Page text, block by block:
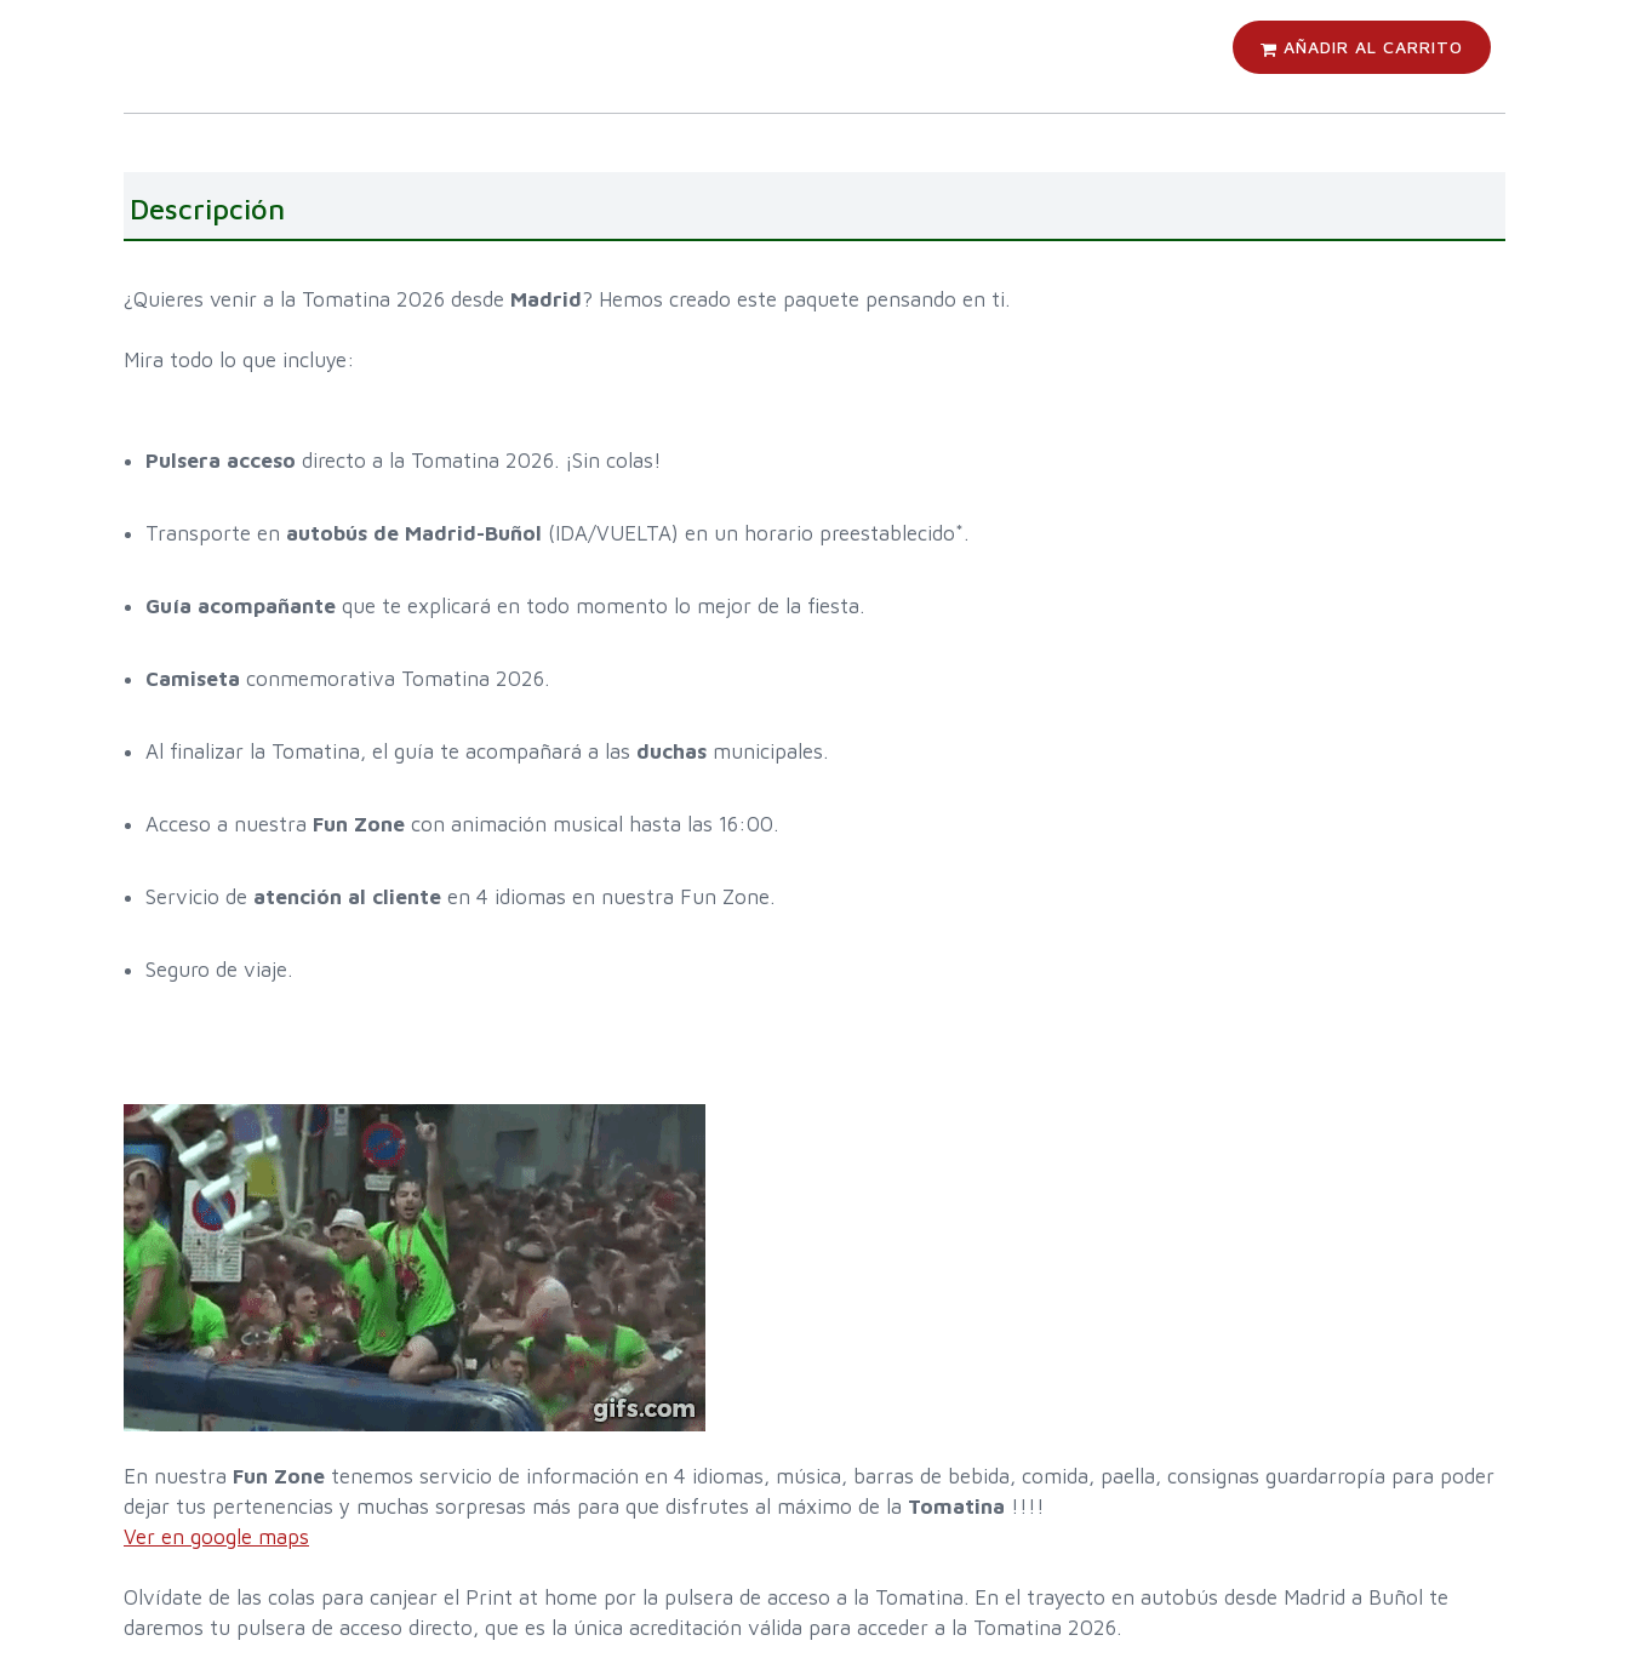
AÑADIR AL CARRITO
Descripción
¿Quieres venir a la Tomatina 2026 desde Madrid? Hemos creado este paquete pensando en ti.
Mira todo lo que incluye:
Pulsera acceso directo a la Tomatina 2026. ¡Sin colas!
Transporte en autobús de Madrid-Buñol (IDA/VUELTA) en un horario preestablecido*.
Guía acompañante que te explicará en todo momento lo mejor de la fiesta.
Camiseta conmemorativa Tomatina 2026.
Al finalizar la Tomatina, el guía te acompañará a las duchas municipales.
Acceso a nuestra Fun Zone con animación musical hasta las 16:00.
Servicio de atención al cliente en 4 idiomas en nuestra Fun Zone.
Seguro de viaje.
En nuestra Fun Zone tenemos servicio de información en 4 idiomas, música, barras de bebida, comida, paella, consignas guardarropía para poder
dejar tus pertenencias y muchas sorpresas más para que disfrutes al máximo de la Tomatina !!!!
Ver en google maps
Olvídate de las colas para canjear el Print at home por la pulsera de acceso a la Tomatina. En el trayecto en autobús desde Madrid a Buñol te
daremos tu pulsera de acceso directo, que es la única acreditación válida para acceder a la Tomatina 2026.